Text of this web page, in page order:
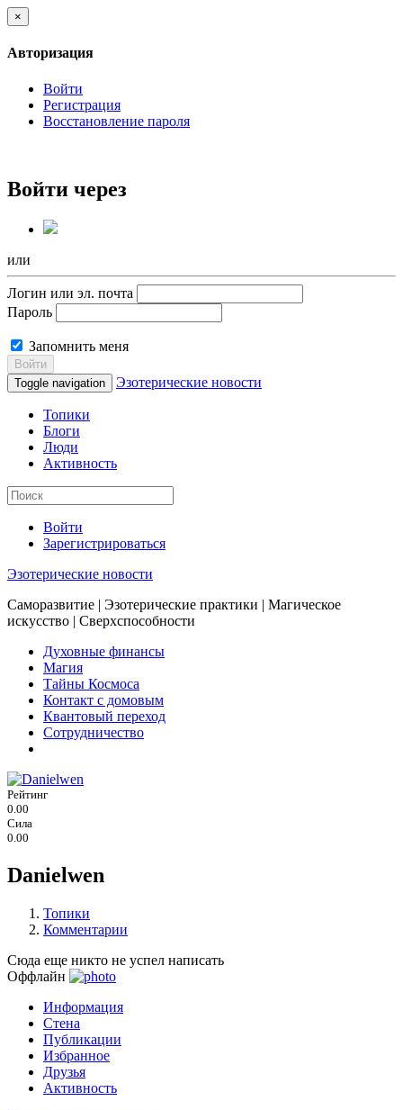
×
Авторизация
Войти
Регистрация
Восстановление пароля
Войти через
или
Логин или эл. почта
Пароль
Запомнить меня
Войти
Toggle navigation
Эзотерические новости
Топики
Блоги
Люди
Активность
Войти
Зарегистрироваться
Эзотерические новости
Саморазвитие | Эзотерические практики | Магическое
искусство | Сверхспособности
Духовные финансы
Магия
Тайны Космоса
Контакт с домовым
Квантовый переход
Сотрудничество
Рейтинг
0.00
Сила
0.00
Danielwen
Топики
Комментарии
Сюда еще никто не успел написать
Оффлайн
Информация
Стена
Публикации
Избранное
Друзья
Активность